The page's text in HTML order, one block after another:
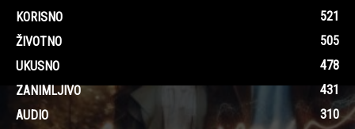
KORISNO
521
ŽIVOTNO
505
UKUSNO
478
ZANIMLJIVO
431
AUDIO
310